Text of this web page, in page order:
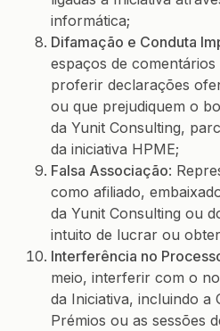
informática;
Difamação e Conduta
espaços de
proferir declarações
ou que prejudiquem o
da Yunit Consulting,
da iniciativa HPME;
Falsa Associação:
como afiliado,
da Yunit Consulting ou
intuito de lucrar ou
Interferência no
meio, interferir com o
da Iniciativa, incluindo a
Prémios ou as sessões